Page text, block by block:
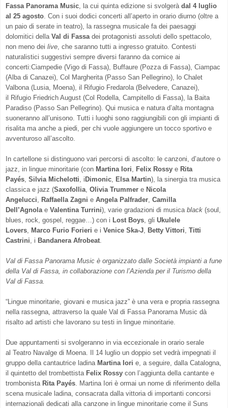
Fassa Panorama Music , la cui quinta edizione si svolgerà dal 4 luglio
al 25 agosto . Con i suoi dodici concerti all’aperto in orario diurno (oltre a
un paio di serate in teatro), la rassegna musicale fa dei paesaggi
dolomitici della Val di Fassa dei protagonisti assoluti dello spettacolo,
non meno dei live , che saranno tutti a ingresso gratuito. Contesti
naturalistici suggestivi sempre diversi faranno da cornice ai
concerti:Ciampedie (Vigo di Fassa), Buffaure (Pozza di Fassa), Ciampac
(Alba di Canazei), Col Margherita (Passo San Pellegrino), lo Chalet
Valbona (Lusia, Moena), il Rifugio Fredarola (Belvedere, Canazei),
il Rifugio Friedrich August (Col Rodella, Campitello di Fassa), la Baita
Paradiso (Passo San Pellegrino). Qui musica e natura d’alta montagna
suoneranno all’unisono. Tutti i luoghi sono raggiungibili con gli impianti di
risalita ma anche a piedi, per chi vuole aggiungere un tocco sportivo e
avventuroso all’ascolto.
In cartellone si distinguono vari percorsi di ascolto: le canzoni, d’autore o
jazz, in lingue minoritarie (con Martina Iori Felix Rossy e Rita
Payés Silvia Michelotti , i Dimonic Elsa Martin), la sinergia tra musica
classica e jazz (Saxofollia Olivia Trummer e Nicola
Angelucci
Raffaella Zagni e Angela Palfrader Camilla
Dell’Agnola e Valentina Turrini), varie gradazioni di musica black (soul,
blues, rock, gospel, reggae…) con i Lost Boys , gli Ukulele
Lovers
Marco Furio Forieri e i Venice Ska-J Betty Vittori Titti
Castrini , i Bandanera Afrobeat
Val di Fassa Panorama Music è organizzato dalle Società impianti a fune
della Val di Fassa, in collaborazione con l’Azienda per il Turismo della
Val di Fassa.
“Lingue minoritarie, giovani e musica jazz” è una vera e propria rassegna
nella rassegna, attraverso la quale Val di Fassa Panorama Music dà
risalto ad artisti che lavorano su testi in lingue minoritarie.
Due appuntamenti si svolgeranno in via eccezionale in orario serale
al Teatro Navalge di Moena. Il 14 luglio un doppio set vedrà impegnati il
gruppo della cantautrice ladina Martina Iori e, a seguire, dalla Catalogna,
il quintetto del trombettista Felix Rossy con l’aggiunta della cantante e
trombonista Rita Payés . Martina Iori è ormai un nome di riferimento della
scena musicale ladina, consacrata dalla vittoria di importanti concorsi
internazionali dedicati alla canzone in lingue minoritarie come il Suns